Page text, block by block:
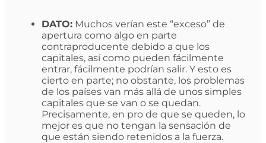
DATO:Muchos verían este “exceso” de
apertura como algo en parte
contraproducente debido a que los
capitales, así como pueden fácilmente
entrar, fácilmente podrían salir. Y esto es
cierto en parte; no obstante, los problemas
de los países van más allá de unos simples
capitales que se van o se quedan.
Precisamente, en pro de que se queden, lo
mejor es que no tengan la sensación de
que están siendo retenidos a la fuerza.